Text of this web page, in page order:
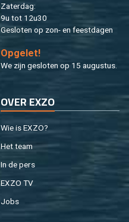
Za­ter­dag:
9u tot 12u30
Ge­slo­ten op zon- en feest­da­gen
Op­ge­let!
We zijn ge­slo­ten op 15 au­gus­tus.
OVER EXZO
Wie is EXZO?
Het team
In de pers
EXZO TV
Jobs